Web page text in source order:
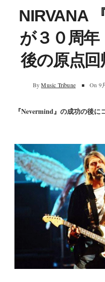
NIRVANA
が３０周
後の原点
By Music Tribune On 9
『Nevermind』の成功の後